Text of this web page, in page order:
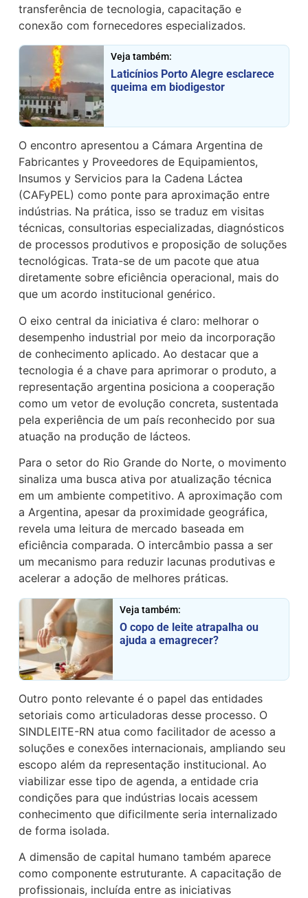
transferência de tecnologia, capacitação e
conexão com fornecedores especializados.
Veja também:
Laticínios Porto Alegre esclarece
queima em biodigestor
O encontro apresentou a Cámara Argentina de
Fabricantes y Proveedores de Equipamientos,
Insumos y Servicios para la Cadena Láctea
(CAFyPEL) como ponte para aproximação entre
indústrias. Na prática, isso se traduz em visitas
técnicas, consultorias especializadas, diagnósticos
de processos produtivos e proposição de soluções
tecnológicas. Trata-se de um pacote que atua
diretamente sobre eficiência operacional, mais do
que um acordo institucional genérico.
O eixo central da iniciativa é claro: melhorar o
desempenho industrial por meio da incorporação
de conhecimento aplicado. Ao destacar que a
tecnologia é a chave para aprimorar o produto, a
representação argentina posiciona a cooperação
como um vetor de evolução concreta, sustentada
pela experiência de um país reconhecido por sua
atuação na produção de lácteos.
Para o setor do Rio Grande do Norte, o movimento
sinaliza uma busca ativa por atualização técnica
em um ambiente competitivo. A aproximação com
a Argentina, apesar da proximidade geográfica,
revela uma leitura de mercado baseada em
eficiência comparada. O intercâmbio passa a ser
um mecanismo para reduzir lacunas produtivas e
acelerar a adoção de melhores práticas.
Veja também:
O copo de leite atrapalha ou
ajuda a emagrecer?
Outro ponto relevante é o papel das entidades
setoriais como articuladoras desse processo. O
SINDLEITE-RN atua como facilitador de acesso a
soluções e conexões internacionais, ampliando seu
escopo além da representação institucional. Ao
viabilizar esse tipo de agenda, a entidade cria
condições para que indústrias locais acessem
conhecimento que dificilmente seria internalizado
de forma isolada.
A dimensão de capital humano também aparece
como componente estruturante. A capacitação de
profissionais, incluída entre as iniciativas